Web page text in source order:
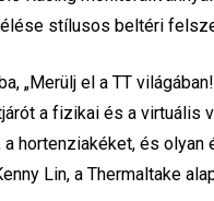
stílusos beltéri
„Merülj el a TT
a fizikai és a
hortenziakéket, és olyan
Lin, a Thermaltake